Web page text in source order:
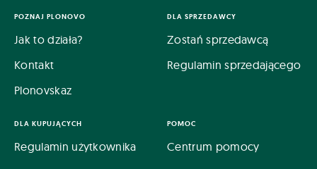
POZNAJ PLONOVO
Jak to działa?
Kontakt
Plonovskaz
DLA SPRZEDAWCY
Zostań sprzedawcą
Regulamin sprzedającego
DLA KUPUJĄCYCH
Regulamin użytkownika
POMOC
Centrum pomocy